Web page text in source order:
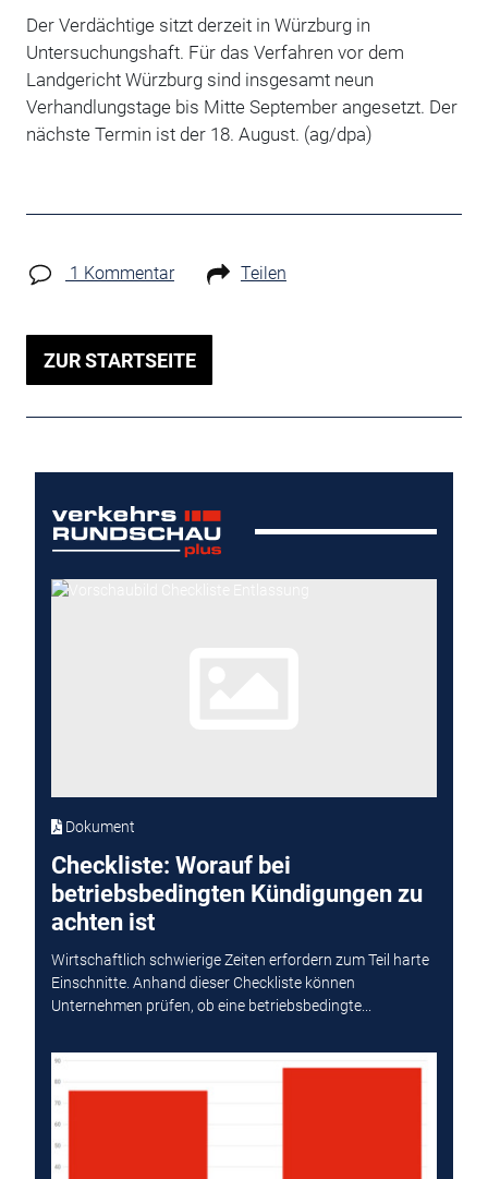
Der Verdächtige sitzt derzeit in Würzburg in
Untersuchungshaft. Für das Verfahren vor dem
Landgericht Würzburg sind insgesamt neun
Verhandlungstage bis Mitte September angesetzt. Der
nächste Termin ist der 18. August. (ag/dpa)
1 Kommentar Teilen
ZUR STARTSEITE
Dokument
Checkliste: Worauf bei
betriebsbedingten Kündigungen zu
achten ist
Wirtschaftlich schwierige Zeiten erfordern zum Teil harte
Einschnitte. Anhand dieser Checkliste können
Unternehmen prüfen, ob eine betriebsbedingte...